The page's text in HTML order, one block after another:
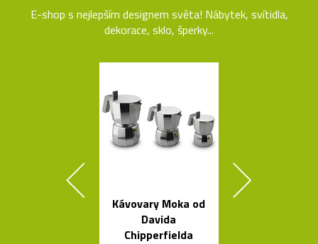
E-shop s nejlepším designem světa! Nábytek, svítidla,
dekorace, sklo, šperky...
Kávovary Moka od
Davida
Chipperfielda